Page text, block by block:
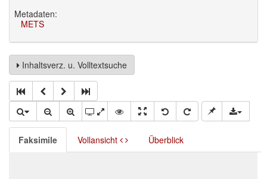
Metadaten:
METS
Inhaltsverz. u. Volltextsuche
Faksimile Vollansicht Überblick